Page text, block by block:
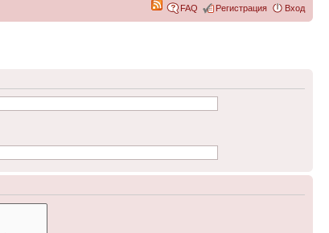
FAQ Регистрация Вход